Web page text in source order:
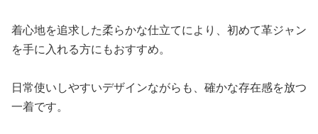
着心地を追求した柔らかな仕立てにより、初めて革ジャン
を手に入れる方にもおすすめ。
日常使いしやすいデザインながらも、確かな存在感を放つ
一着です。